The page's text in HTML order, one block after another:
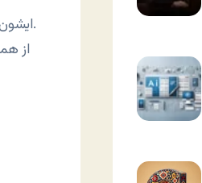
۹- ایشون نگاه انتقادی به ایران، فرهنگ عامه و تکنولوژی دارن در حالی که من اصلاً به این چیزا نگاه نمی‌کنم.